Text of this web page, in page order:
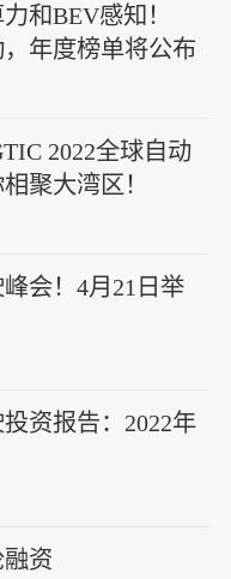
和BEV感知！
年度榜单将公布
2022全球自动
聚大湾区！
会！4月21日举
资报告：2022年
资